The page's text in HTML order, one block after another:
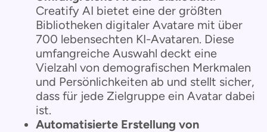
Creatify AI bietet eine der größten
Bibliotheken digitaler Avatare mit über
700 lebensechten KI-Avataren. Diese
umfangreiche Auswahl deckt eine
Vielzahl von demografischen Merkmalen
und Persönlichkeiten ab und stellt sicher,
dass für jede Zielgruppe ein Avatar dabei
ist.
Automatisierte Erstellung von